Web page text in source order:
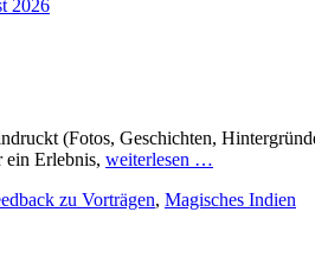
(Fotos, Geschichten,
ein Erlebnis, weiterlesen …
zu Vorträgen, Magisches Indien